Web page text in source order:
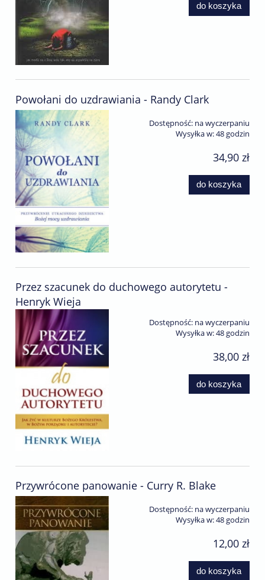
do koszyka
Powołani do uzdrawiania - Randy Clark
Dostępność: na wyczerpaniu
Wysyłka w:48 godzin
34,90 zł
do koszyka
Przez szacunek do duchowego autorytetu -
Henryk Wieja
Dostępność: na wyczerpaniu
Wysyłka w:48 godzin
38,00 zł
do koszyka
Przywrócone panowanie - Curry R. Blake
Dostępność: na wyczerpaniu
Wysyłka w:48 godzin
12,00 zł
do koszyka